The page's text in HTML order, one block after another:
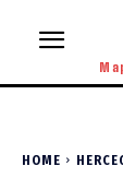
HOME